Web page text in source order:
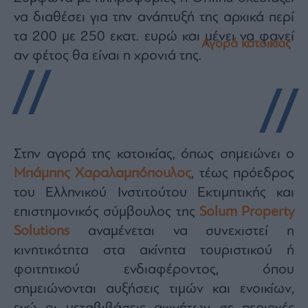
να διαθέσει για την ανάπτυξή της αρχικά περί
τα 200 με 250 εκατ. ευρώ και μένει να φανεί
αν φέτος θα είναι η χρονιά της.
Αγορά κατοικίας
Στην αγορά της κατοικίας, όπως σημειώνει ο
Μπάμπης Χαραλαμπόπουλος, τέως πρόεδρος
του Ελληνικού Ινστιτούτου Εκτιμητικής και
επιστημονικός σύμβουλος της Solum Property
Solutions
αναμένεται να συνεχιστεί η
κινητικότητα στα ακίνητα τουριστικού ή
φοιτητικού ενδιαφέροντος, όπου
σημειώνονται αυξήσεις τιμών και ενοικίων,